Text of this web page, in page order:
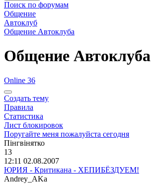
Поиск по форумам
Общение
Автоклуб
Общение Автоклуба
Общение Автоклуба
Online 36
Создать тему
Правила
Статистика
Лист блокировок
Поругайте меня пожалуйста сегодня
Пiнгвiнятко
13
12:11 02.08.2007
ЮРИЯ - Критикана - ХЕПИБЁЗДУЕМ!
Andrey_AKa